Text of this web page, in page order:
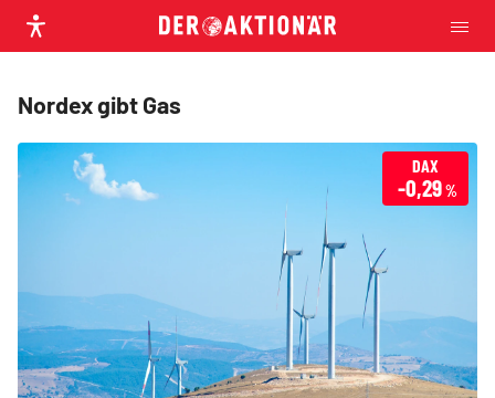
Nordex gibt Gas
DAX
-0,29%